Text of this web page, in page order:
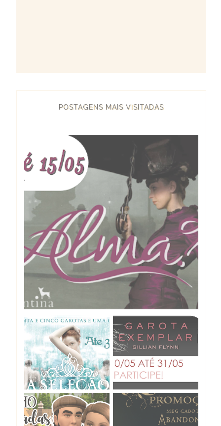
POSTAGENS MAIS VISITADAS